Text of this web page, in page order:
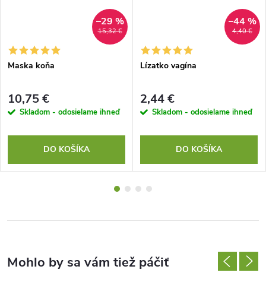
15,32 €
–29 %
Maska koňa
10,75 €
Skladom - odosielame ihneď
DO KOŠÍKA
4,40 €
–44 %
Lízatko vagína
2,44 €
Skladom - odosielame ihneď
DO KOŠÍKA